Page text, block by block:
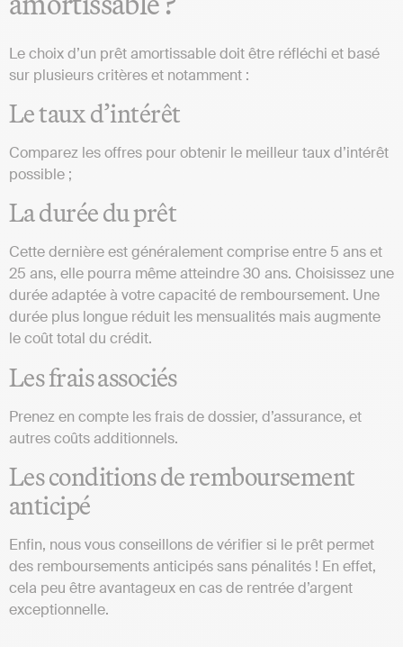
Le choix d’un prêt amortissable doit être réfléchi et basé
sur plusieurs critères et notamment :
Le taux d’intérêt
Comparez les offres pour obtenir le meilleur taux d’intérêt
possible ;
La durée du prêt
Cette dernière est généralement comprise entre 5 ans et
25 ans, elle pourra même atteindre 30 ans. Choisissez une
durée adaptée à votre capacité de remboursement. Une
durée plus longue réduit les mensualités mais augmente
le coût total du crédit.
Les frais associés
Prenez en compte les frais de dossier, d’assurance, et
autres coûts additionnels.
Les conditions de remboursement
anticipé
Enfin, nous vous conseillons de vérifier si le prêt permet
des remboursements anticipés sans pénalités ! En effet,
cela peu être avantageux en cas de rentrée d’argent
exceptionnelle.